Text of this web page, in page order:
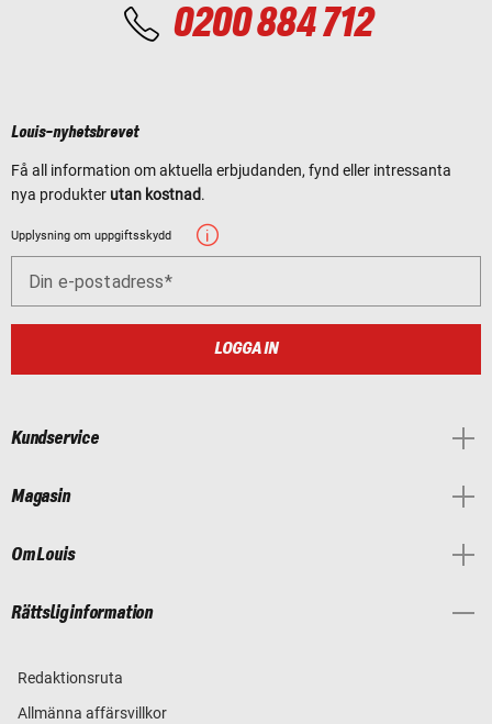
0200 884 712
Louis-nyhetsbrevet
Få all information om aktuella erbjudanden, fynd eller intressanta
nya produkter utan kostnad.
Upplysning om uppgiftsskydd
Din e-postadress
LOGGA IN
Kundservice
Magasin
Om Louis
Rättslig information
Redaktionsruta
Allmänna affärsvillkor